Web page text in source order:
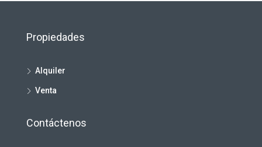
Propiedades
Alquiler
Venta
Contáctenos